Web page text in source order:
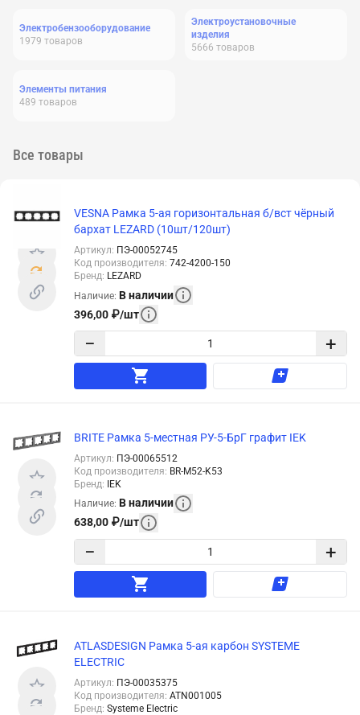
Электробензооборудование
1979 товаров
Электроустановочные
изделия
5666 товаров
Элементы питания
489 товаров
Все товары
VESNA Рамка 5-ая горизонтальная б/вст чёрный
бархат LEZARD (10шт/120шт)
Артикул: ПЭ-00052745
Код производителя: 742-4200-150
Бренд: LEZARD
Наличие: В наличии
396,00 ₽/шт
− +
BRITE Рамка 5-местная РУ-5-БрГ графит IEK
Артикул: ПЭ-00065512
Код производителя: BR-M52-K53
Бренд:
IEK
Наличие: В наличии
638,00 ₽/шт
− +
ATLASDESIGN Рамка 5-ая карбон SYSTEME
ELECTRIC
Артикул: ПЭ-00035375
Код производителя: ATN001005
Бренд: Systeme Electric